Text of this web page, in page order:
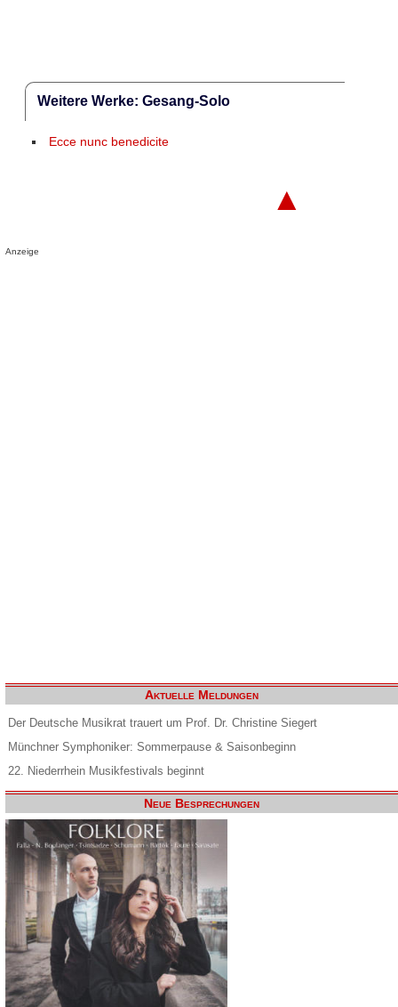
Weitere Werke: Gesang-Solo
Ecce nunc benedicite
▲
Anzeige
Aktuelle Meldungen
Der Deutsche Musikrat trauert um Prof. Dr. Christine Siegert
Münchner Symphoniker: Sommerpause & Saisonbeginn
22. Niederrhein Musikfestivals beginnt
Neue Besprechungen